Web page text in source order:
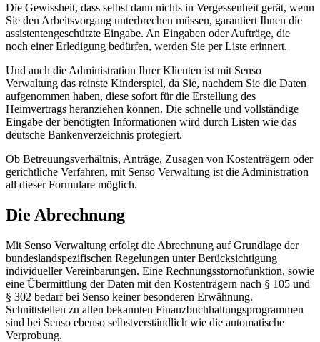
Die Gewissheit, dass selbst dann nichts in Vergessenheit gerät, wenn
Sie den Arbeitsvorgang unterbrechen müssen, garantiert Ihnen die
assistentengeschützte Eingabe. An Eingaben oder Aufträge, die
noch einer Erledigung bedürfen, werden Sie per Liste erinnert.
Und auch die Administration Ihrer Klienten ist mit Senso
Verwaltung das reinste Kinderspiel, da Sie, nachdem Sie die Daten
aufgenommen haben, diese sofort für die Erstellung des
Heimvertrags heranziehen können. Die schnelle und vollständige
Eingabe der benötigten Informationen wird durch Listen wie das
deutsche Bankenverzeichnis protegiert.
Ob Betreuungsverhältnis, Anträge, Zusagen von Kostenträgern oder
gerichtliche Verfahren, mit Senso Verwaltung ist die Administration
all dieser Formulare möglich.
Die Abrechnung
Mit Senso Verwaltung erfolgt die Abrechnung auf Grundlage der
bundeslandspezifischen Regelungen unter Berücksichtigung
individueller Vereinbarungen. Eine Rechnungsstornofunktion, sowie
eine Übermittlung der Daten mit den Kostenträgern nach § 105 und
§ 302 bedarf bei Senso keiner besonderen Erwähnung.
Schnittstellen zu allen bekannten Finanzbuchhaltungsprogrammen
sind bei Senso ebenso selbstverständlich wie die automatische
Verprobung.